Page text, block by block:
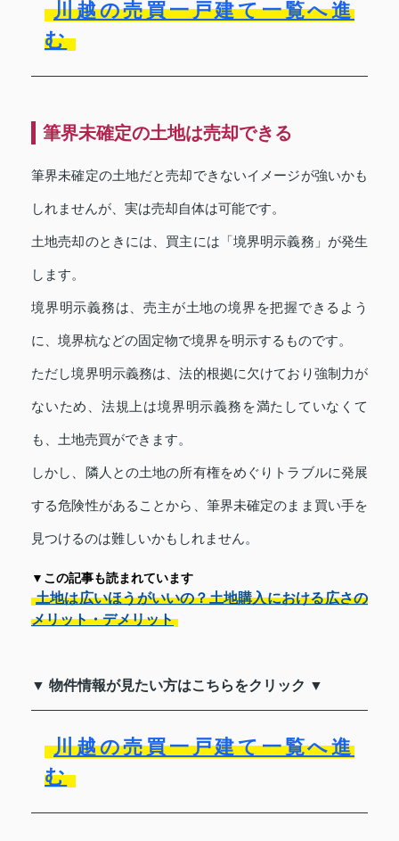
川越の売買一戸建て一覧へ進
む
筆界未確定の土地は売却できる
筆界未確定の土地だと売却できないイメージが強いかも
しれませんが、実は売却自体は可能です。
土地売却のときには、買主には「境界明示義務」が発生
します。
境界明示義務は、売主が土地の境界を把握できるよう
に、境界杭などの固定物で境界を明示するものです。
ただし境界明示義務は、法的根拠に欠けており強制力が
ないため、法規上は境界明示義務を満たしていなくて
も、土地売買ができます。
しかし、隣人との土地の所有権をめぐりトラブルに発展
する危険性があることから、筆界未確定のまま買い手を
見つけるのは難しいかもしれません。
▼この記事も読まれています
土地は広いほうがいいの？土地購入における広さの
メリット・デメリット
▼ 物件情報が見たい方はこちらをクリック ▼
川越の売買一戸建て一覧へ進
む